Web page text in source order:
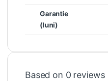
Garantie
(luni)
Based on 0 reviews